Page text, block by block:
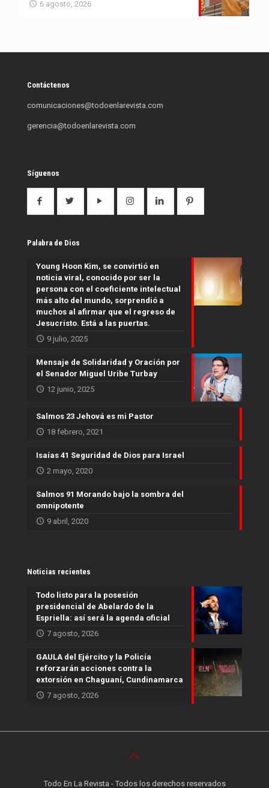
6 agosto, 2026
Contáctenos
comunicaciones@todoenlarevista.com
gerencia@todoenlarevista.com
Síguenos
Palabra de Dios
Young Hoon Kim, se convirtió en
noticia viral, conocido por ser la
persona con el coeficiente intelectual
más alto del mundo, sorprendió a
muchos al afirmar que el regreso de
Jesucristo. Está a las puertas.
9 julio, 2025
Mensaje de Solidaridad y Oración por
el Senador Miguel Uribe Turbay
12 junio, 2025
Salmos 23 Jehová es mi Pastor
18 febrero, 2021
Isaías 41 Seguridad de Dios para Israel
2 mayo, 2020
Salmos 91 Morando bajo la sombra del
omnipotente
9 abril, 2020
Noticias recientes
Todo listo para la posesión
presidencial de Abelardo de la
Espriella: así será la agenda oficial
7 agosto, 2026
GAULA del Ejército y la Policía
reforzarán acciones contra la
extorsión en Chaguaní, Cundinamarca
7 agosto, 2026
Todo En La Revista - Todos los derechos reservados